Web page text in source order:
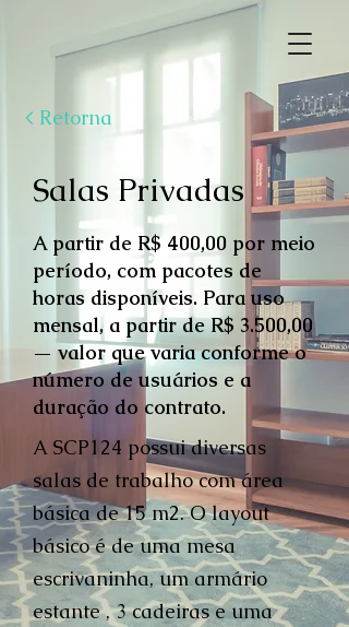
< Retorna
Salas Privadas
A partir de R$ 400,00 por meio
período, com pacotes de
horas disponíveis. Para uso
mensal, a partir de R$ 3.500,00
— valor que varia conforme o
número de usuários e a
duração do contrato.
A SCP124 possui diversas
salas de trabalho com área
básica de 15 m2. O layout
básico é de uma mesa
escrivaninha, um armário
estante , 3 cadeiras e uma